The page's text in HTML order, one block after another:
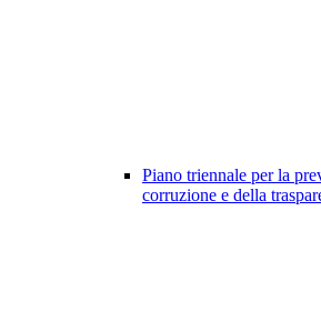
Piano triennale per la
corruzione e della